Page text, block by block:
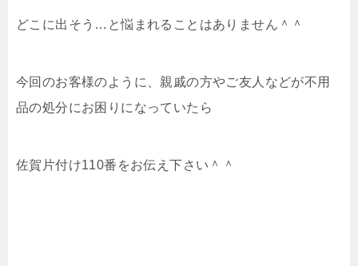
どこに出そう…と悩まれることはありません＾＾
今回のお客様のように、親戚の方やご友人などが不用
品の処分にお困りになっていたら
佐賀片付け110番をお伝え下さい＾＾